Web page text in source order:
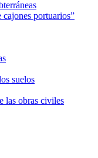
portuarios”
suelos
las obras civiles